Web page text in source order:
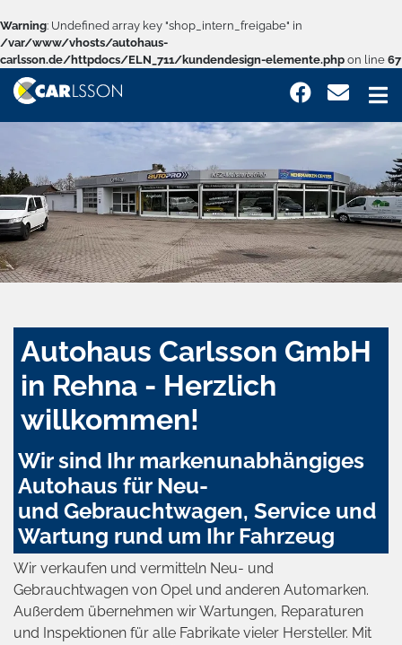
Warning: Undefined array key "shop_intern_freigabe" in
/var/www/vhosts/autohaus-
carlsson.de/httpdocs/ELN_711/kundendesign-elemente.php on line 67
Autohaus Carlsson GmbH
in Rehna - Herzlich
willkommen!
Wir sind Ihr markenunabhängiges
Autohaus für Neu-
und Gebrauchtwagen, Service und
Wartung rund um Ihr Fahrzeug
Wir verkaufen und vermitteln Neu- und
Gebrauchtwagen von Opel und anderen Automarken.
Außerdem übernehmen wir Wartungen, Reparaturen
und Inspektionen für alle Fabrikate vieler Hersteller. Mit